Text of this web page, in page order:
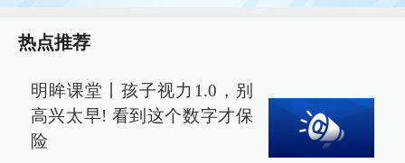
热点推荐
明眸课堂丨孩子视力1.0，别
高兴太早! 看到这个数字才保
险